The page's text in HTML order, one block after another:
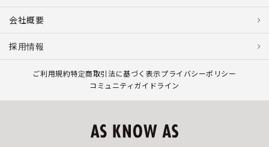
会社概要
採用情報
ご利用規約特定商取引法に基づく表示プライバシーポリシー
コミュニティガイドライン